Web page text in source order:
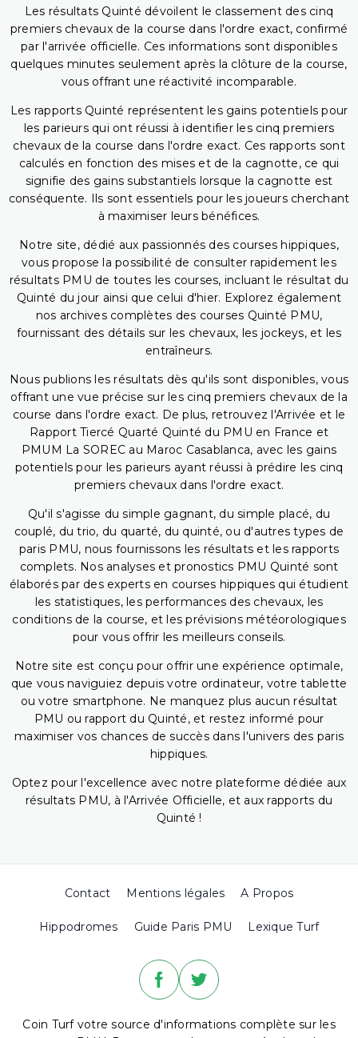
Les résultats Quinté dévoilent le classement des cinq
premiers chevaux de la course dans l'ordre exact, confirmé
par l'arrivée officielle. Ces informations sont disponibles
quelques minutes seulement après la clôture de la course,
vous offrant une réactivité incomparable.
Les rapports Quinté représentent les gains potentiels pour
les parieurs qui ont réussi à identifier les cinq premiers
chevaux de la course dans l'ordre exact. Ces rapports sont
calculés en fonction des mises et de la cagnotte, ce qui
signifie des gains substantiels lorsque la cagnotte est
conséquente. Ils sont essentiels pour les joueurs cherchant
à maximiser leurs bénéfices.
Notre site, dédié aux passionnés des courses hippiques,
vous propose la possibilité de consulter rapidement les
résultats PMU de toutes les courses, incluant le résultat du
Quinté du jour ainsi que celui d'hier. Explorez également
nos archives complètes des courses Quinté PMU,
fournissant des détails sur les chevaux, les jockeys, et les
entraîneurs.
Nous publions les résultats dès qu'ils sont disponibles, vous
offrant une vue précise sur les cinq premiers chevaux de la
course dans l'ordre exact. De plus, retrouvez l'Arrivée et le
Rapport Tiercé Quarté Quinté du PMU en France et
PMUM La SOREC au Maroc Casablanca, avec les gains
potentiels pour les parieurs ayant réussi à prédire les cinq
premiers chevaux dans l'ordre exact.
Qu'il s'agisse du simple gagnant, du simple placé, du
couplé, du trio, du quarté, du quinté, ou d'autres types de
paris PMU, nous fournissons les résultats et les rapports
complets. Nos analyses et pronostics PMU Quinté sont
élaborés par des experts en courses hippiques qui étudient
les statistiques, les performances des chevaux, les
conditions de la course, et les prévisions météorologiques
pour vous offrir les meilleurs conseils.
Notre site est conçu pour offrir une expérience optimale,
que vous naviguiez depuis votre ordinateur, votre tablette
ou votre smartphone. Ne manquez plus aucun résultat
PMU ou rapport du Quinté, et restez informé pour
maximiser vos chances de succès dans l'univers des paris
hippiques.
Optez pour l'excellence avec notre plateforme dédiée aux
résultats PMU, à l'Arrivée Officielle, et aux rapports du
Quinté !
Contact Mentions légales A Propos
Hippodromes Guide Paris PMU Lexique Turf
Coin Turf votre source d'informations complète sur les